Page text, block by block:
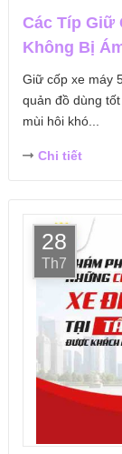
Các Típ Giữ
Không Bị
Giữ cốp xe máy
quản đồ dùng
mùi hôi khó...
Chi tiết
28
Th7